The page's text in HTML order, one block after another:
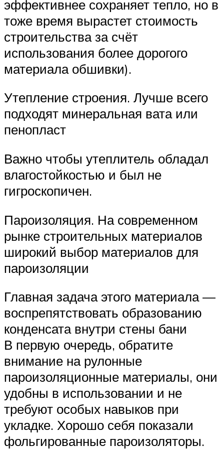
эффективнее сохраняет тепло, но в
тоже время вырастет стоимость
строительства за счёт
использования более дорогого
материала обшивки).
Утепление строения. Лучше всего
подходят минеральная вата или
пенопласт
Важно чтобы утеплитель обладал
влагостойкостью и был не
гигроскопичен.
Пароизоляция. На современном
рынке строительных материалов
широкий выбор материалов для
пароизоляции
Главная задача этого материала —
воспрепятствовать образованию
конденсата внутри стены бани
В первую очередь, обратите
внимание на рулонные
пароизоляционные материалы, они
удобны в использовании и не
требуют особых навыков при
укладке. Хорошо себя показали
фольгированные пароизоляторы.